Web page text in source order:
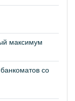
максимум
со